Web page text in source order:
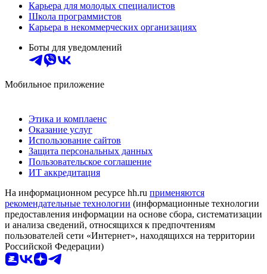
Карьера для молодых специалистов
Школа программистов
Карьера в некоммерческих организациях
Боты для уведомлений
Мобильное приложение
Этика и комплаенс
Оказание услуг
Использование сайтов
Защита персональных данных
Пользовательское соглашение
ИТ аккредитация
На информационном ресурсе hh.ru применяются
рекомендательные технологии (информационные технологии
предоставления информации на основе сбора, систематизации
и анализа сведений, относящихся к предпочтениям
пользователей сети «Интернет», находящихся на территории
Российской Федерации)